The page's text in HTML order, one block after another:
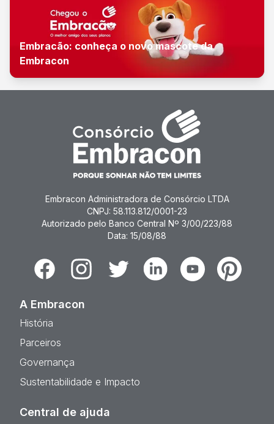
Embracão: conheça o novo mascote da
Embracon
Embracon Administradora de Consórcio LTDA
CNPJ: 58.113.812/0001-23
Autorizado pelo Banco Central Nº 3/00/223/88
Data: 15/08/88
FacebookInstagramTwitter LinkedinYoutubePinterest
A Embracon
História
Parceiros
Governança
Sustentabilidade e Impacto
Central de ajuda